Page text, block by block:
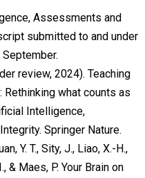
Assessments and
submitted to and under
review, 2024). Teaching
what counts as
Intelligence,
Springer Nature.
Y. T., Sity, J., Liao, X.-H.,
& Maes, P. Your Brain on